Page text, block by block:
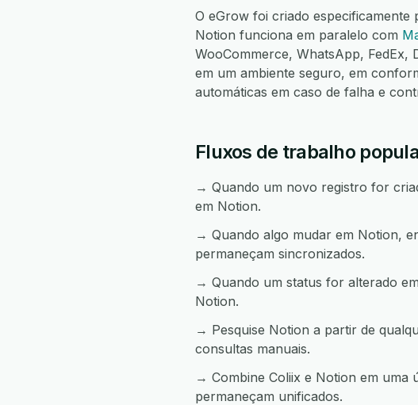
O eGrow foi criado
Notion funciona em paralelo com
WooCommerce, WhatsApp,
em um ambiente seguro, em
automáticas em caso de falha e
Fluxos de trabalho
→ Quando um novo registro for
em Notion.
→ Quando algo mudar em Notion,
permaneçam sincronizados.
→ Quando um status for alterado
Notion.
→ Pesquise Notion a partir de
consultas manuais.
→ Combine Coliix e Notion em uma
permaneçam unificados.